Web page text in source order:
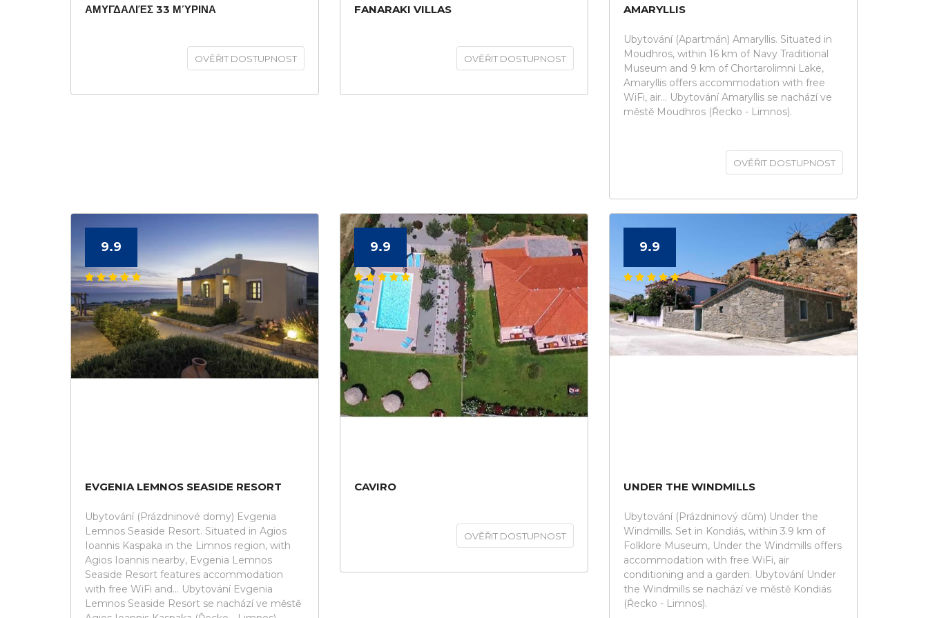
ΑΜΥΓΔΑΛΙΈΣ 33 ΜΎΡΙΝΑ
OVĚŘIT DOSTUPNOST
FANARAKI VILLAS
OVĚŘIT DOSTUPNOST
AMARYLLIS
Ubytování (Apartmán) Amaryllis. Situated in
Moudhros, within 16 km of Navy Traditional
Museum and 9 km of Chortarolimni Lake,
Amaryllis offers accommodation with free
WiFi, air... Ubytování Amaryllis se nachází ve
městě Moudhros (Řecko - Limnos).
OVĚŘIT DOSTUPNOST
9.9
EVGENIA LEMNOS SEASIDE RESORT
Ubytování (Prázdninové domy) Evgenia
Lemnos Seaside Resort. Situated in Agios
Ioannis Kaspaka in the Limnos region, with
Agios Ioannis nearby, Evgenia Lemnos
Seaside Resort features accommodation
with free WiFi and... Ubytování Evgenia
Lemnos Seaside Resort se nachází ve městě
9.9
CAVIRO
OVĚŘIT DOSTUPNOST
9.9
UNDER THE WINDMILLS
Ubytování (Prázdninový dům) Under the
Windmills. Set in Kondiás, within 3.9 km of
Folklore Museum, Under the Windmills offers
accommodation with free WiFi, air
conditioning and a garden. Ubytování Under
the Windmills se nachází ve městě Kondiás
(Řecko - Limnos).